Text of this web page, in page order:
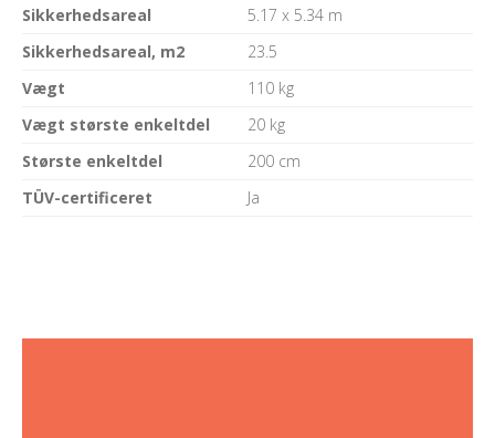
Sikkerhedsareal
5.17 x 5.34 m
Sikkerhedsareal, m2
23.5
Vægt
110 kg
Vægt største enkeltdel
20 kg
Største enkeltdel
200 cm
TÜV-certificeret
Ja